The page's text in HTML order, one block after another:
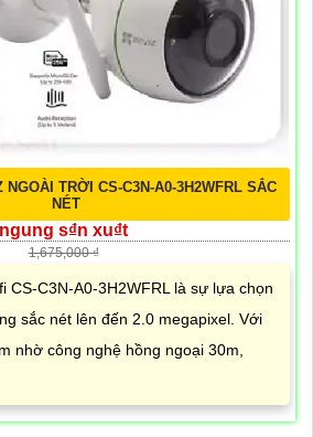
TRỜI CS-C3N-A0-3H2WFRL SẮC
NÉT
ngung s₫n xu₫t
1,675,000 ₫
CS-C3N-A0-3H2WFRL là sự lựa chọn
sắc nét lên đến 2.0 megapixel. Với
nhờ công nghệ hồng ngoại 30m,